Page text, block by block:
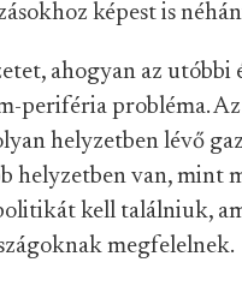
képest is
ahogyan az
periféria probléma.
helyzetben lévő
helyzetben van, mint
kell találniuk,
megfelelnek.